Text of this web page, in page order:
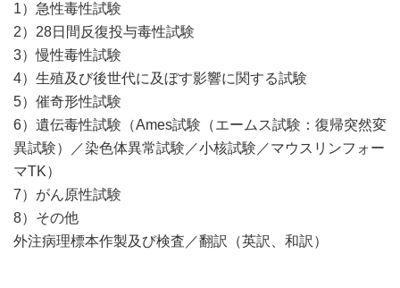
1）急性毒性試験
2）28日間反復投与毒性試験
3）慢性毒性試験
4）生殖及び後世代に及ぼす影響に関する試験
5）催奇形性試験
6）遺伝毒性試験（Ames試験（エームス試験：復帰突然変
異試験）／染色体異常試験／小核試験／マウスリンフォー
マTK）
7）がん原性試験
8）その他
外注病理標本作製及び検査／翻訳（英訳、和訳）